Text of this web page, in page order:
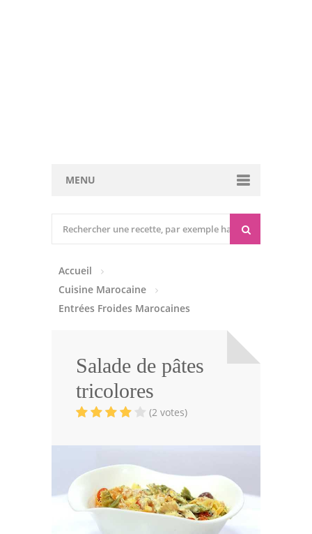
MENU
Entrées Froides
Tajines
Viandes
Volailles
Poissons
Pâtisseries
Epices
Accueil
Cuisine Marocaine
Entrées Froides Marocaines
Salade de pâtes
tricolores
(2 votes)